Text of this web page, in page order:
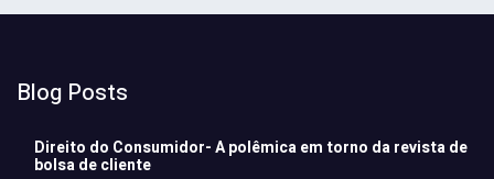
Blog Posts
Direito do Consumidor- A polêmica em torno da revista de
bolsa de cliente